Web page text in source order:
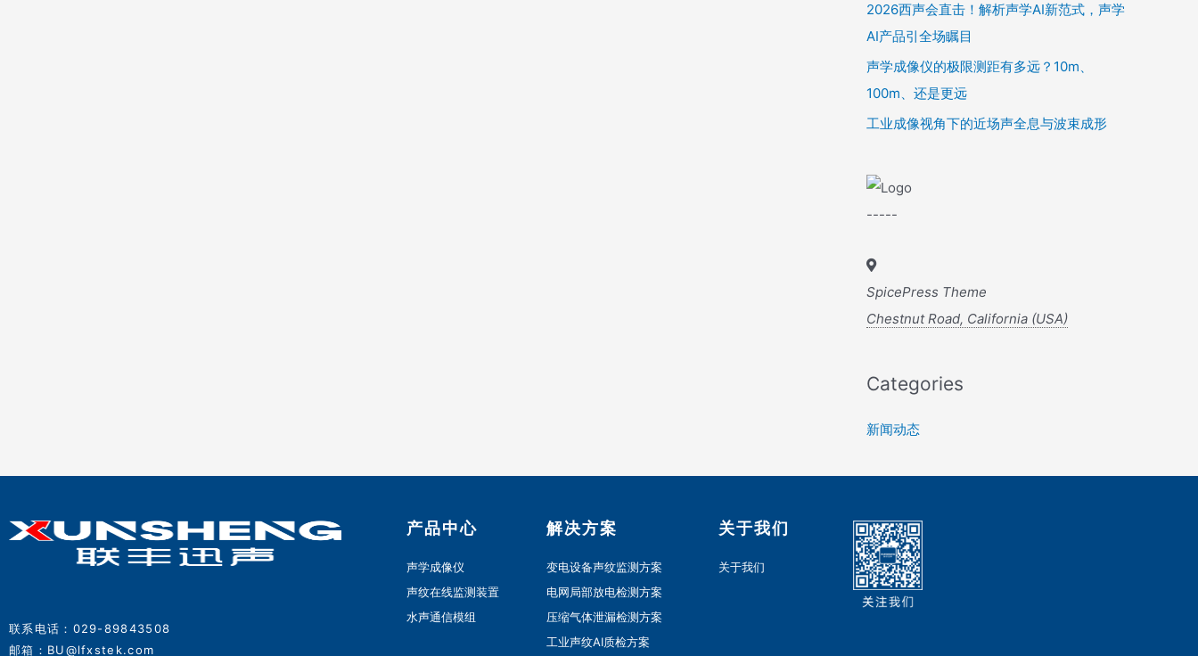
2026西声会直击！解析声学AI新范式，声学
AI产品引全场瞩目
声学成像仪的极限测距有多远？10m、
100m、还是更远
工业成像视角下的近场声全息与波束成形
-----
SpicePress Theme
Chestnut Road, California (USA)
Categories
新闻动态
联系电话：029-89843508
邮箱：BU@lfxstek.com
产品中心
声学成像仪
声纹在线监测装置
水声通信模组
解决方案
变电设备声纹监测方案
电网局部放电检测方案
压缩气体泄漏检测方案
工业声纹AI质检方案
关于我们
关于我们